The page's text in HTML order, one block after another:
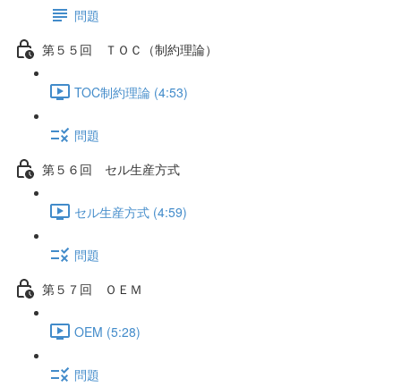
問題
第５５回 ＴＯＣ（制約理論）
TOC制約理論 (4:53)
問題
第５６回 セル生産方式
セル生産方式 (4:59)
問題
第５７回 ＯＥＭ
OEM (5:28)
問題